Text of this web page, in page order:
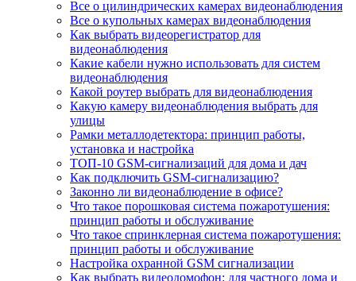
Все о цилиндрических камерах видеонаблюдения
Все о купольных камерах видеонаблюдения
Как выбрать видеорегистратор для
видеонаблюдения
Какие кабели нужно использовать для систем
видеонаблюдения
Какой роутер выбрать для видеонаблюдения
Какую камеру видеонаблюдения выбрать для
улицы
Рамки металлодетектора: принцип работы,
установка и настройка
ТОП-10 GSM-сигнализаций для дома и дач
Как подключить GSM-сигнализацию?
Законно ли видеонаблюдение в офисе?
Что такое порошковая система пожаротушения:
принцип работы и обслуживание
Что такое спринклерная система пожаротушения:
принцип работы и обслуживание
Настройка охранной GSM сигнализации
Как выбрать видеодомофон: для частного дома и